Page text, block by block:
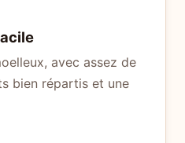
avec assez de
bien répartis et une